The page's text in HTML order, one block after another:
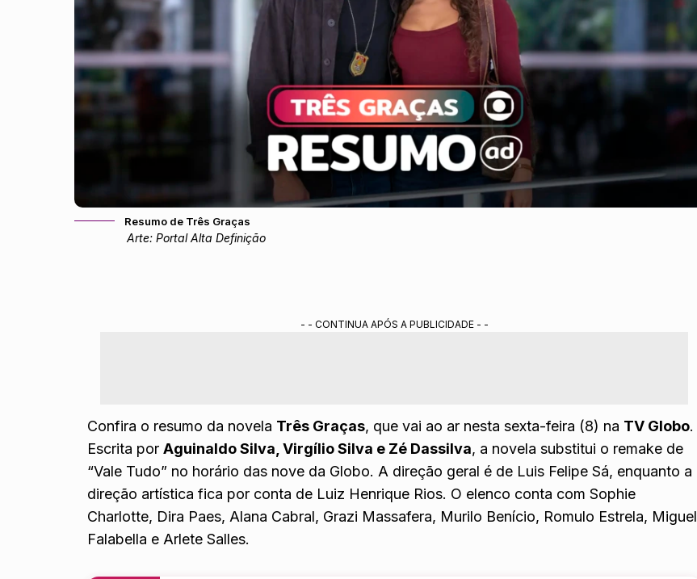
Resumo de Três Graças
Arte: Portal Alta Definição
- - CONTINUA APÓS A PUBLICIDADE - -
Confira o resumo da novela Três Graças, que vai ao ar nesta sexta-feira (8) na TV Globo.
Escrita porAguinaldo Silva, Virgílio Silva e Zé Dassilva, a novela substitui o remake de
“Vale Tudo” no horário das nove da Globo. A direção geral é de Luis Felipe Sá, enquanto a
direção artística fica por conta de Luiz Henrique Rios. O elenco conta com Sophie
Charlotte, Dira Paes, Alana Cabral, Grazi Massafera, Murilo Benício, Romulo Estrela, Miguel
Falabella e Arlete Salles.